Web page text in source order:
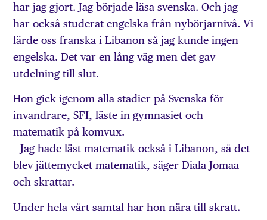
har jag gjort. Jag började läsa svenska. Och jag
har också studerat engelska från nybörjarnivå. Vi
lärde oss franska i Libanon så jag kunde ingen
engelska. Det var en lång väg men det gav
utdelning till slut.
Hon gick igenom alla stadier på Svenska för
invandrare, SFI, läste in gymnasiet och
matematik på komvux.
– Jag hade läst matematik också i Libanon, så det
blev jättemycket matematik, säger Diala Jomaa
och skrattar.
Under hela vårt samtal har hon nära till skratt.